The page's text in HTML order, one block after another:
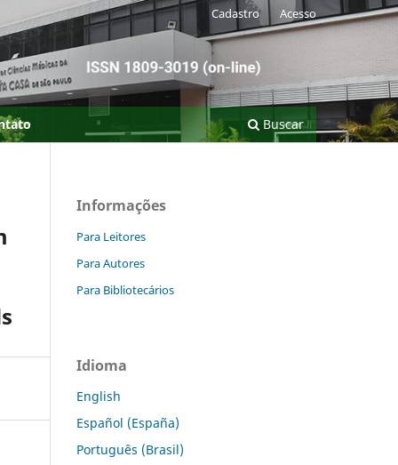
Buscar
Cadastro Acesso
Informações
Para Leitores
Para Autores
Para Bibliotecários
Idioma
English
Español (España)
Português (Brasil)